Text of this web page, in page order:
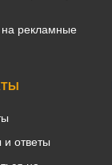
рекламные
ответы